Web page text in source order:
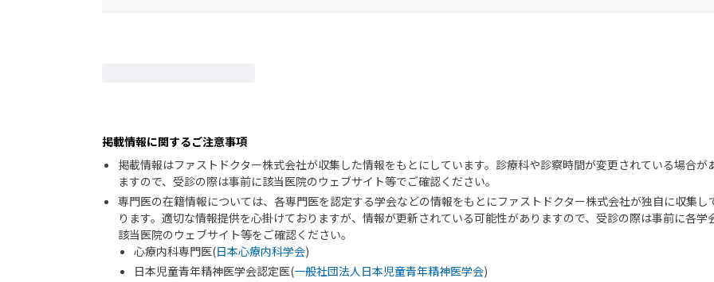
掲載情報に関するご注意事項
掲載情報はファストドクター株式会社が収集した情報をもとにしています。診療科や診察時間が変更されている場合が
ますので、受診の際は事前に該当医院のウェブサイト等でご確認ください。
専門医の在籍情報については、各専門医を認定する学会などの情報をもとにファストドクター株式会社が独自に収集し
ります。適切な情報提供を心掛けておりますが、情報が更新されている可能性がありますので、受診の際は事前に各学
該当医院のウェブサイト等をご確認ください。
心療内科専門医(日本心療内科学会)
日本児童青年精神医学会認定医(一般社団法人日本児童青年精神医学会)